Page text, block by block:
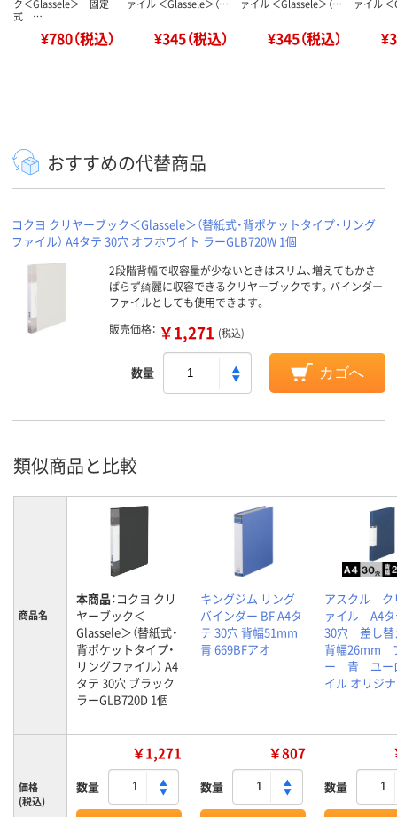
ク＜Glassele＞ 固定
式 …
¥780（税込）
ァイル ＜Glassele＞（…
¥345（税込）
ァイル ＜Glassele＞（…
¥345（税込）
ァイル
おすすめの代替商品
コクヨ クリヤーブック＜Glassele＞（替紙式・背ポケットタイプ・リング
ファイル） A4タテ 30穴 オフホワイト ラーGLB720W 1個
2段階背幅で収容量が少ないときはスリム、増えてもかさ
ばらず綺麗に収容できるクリヤーブックです。バインダー
ファイルとしても使用できます。
販売価格： ￥1,271 (税込)
数量 カゴへ
類似商品と比較
商品名
本商品：コクヨ クリ
ヤーブック＜
Glassele＞（替紙式・
背ポケットタイプ・
リングファイル） A4
タテ 30穴 ブラック
ラーGLB720D 1個
キングジム リング
バインダー BF A4タ
テ 30穴 背幅51mm
青 669BFアオ
アスクル ク
ァイル A4
30穴 差し
背幅26mm
ー 青 ユー
イル オリジ
価格
(税込)
￥1,271
数量
￥807
数量 数量